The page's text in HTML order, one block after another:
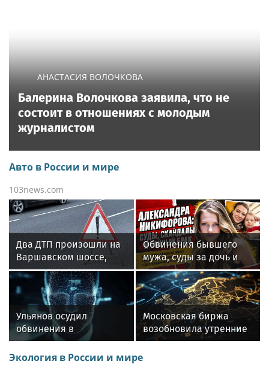
АНАСТАСИЯ ВОЛОЧКОВА
Балерина Волочкова заявила, что не
состоит в отношениях с молодым
журналистом
Авто в России и мире
103news.com
Два ДТП произошли на
Варшавском шоссе,
движение в центр
затруднено
Обвинения бывшего
мужа, суды за дочь и
тайный брак с
продюсером: как живет
актриса Александра
Никифорова
Ульянов осудил
обвинения в
причастности России к
пожарам во Франции
Московская биржа
возобновила утренние
сессии 27 января 2025
года
Экология в России и мире